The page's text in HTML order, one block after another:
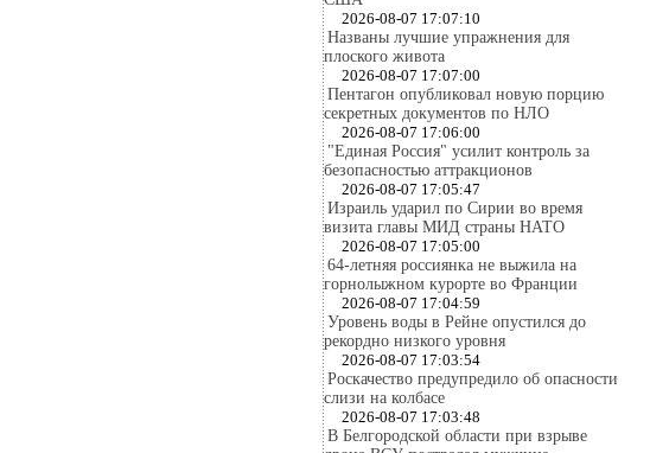
2026-08-07 17:07:10
Названы лучшие упражнения для
плоского живота
2026-08-07 17:07:00
Пентагон опубликовал новую порцию
секретных документов по НЛО
2026-08-07 17:06:00
"Единая Россия" усилит контроль за
безопасностью аттракционов
2026-08-07 17:05:47
Израиль ударил по Сирии во время
визита главы МИД страны НАТО
2026-08-07 17:05:00
64-летняя россиянка не выжила на
горнолыжном курорте во Франции
2026-08-07 17:04:59
Уровень воды в Рейне опустился до
рекордно низкого уровня
2026-08-07 17:03:54
Роскачество предупредило об опасности
слизи на колбасе
2026-08-07 17:03:48
В Белгородской области при взрыве